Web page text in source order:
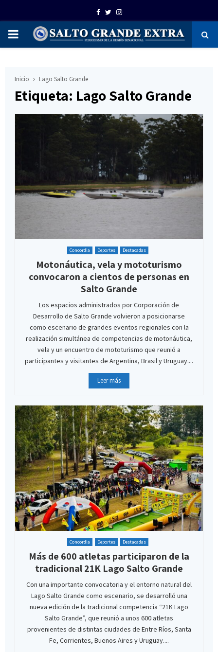
Facebook
TwitterInstagram
PRIMARY
Inicio Lago Salto Grande
Etiqueta: Lago Salto Grande
Concordia Deportes Destacadas
Motonáutica, vela y mototurismo
convocaron a cientos de personas en
Salto Grande
Los espacios administrados por Corporación de
Desarrollo de Salto Grande volvieron a posicionarse
como escenario de grandes eventos regionales con la
realización simultánea de competencias de motonáutica,
vela y un encuentro de mototurismo que reunió a
participantes y visitantes de Argentina, Brasil y Uruguay....
Leer más
Concordia Deportes Destacadas
Más de 600 atletas participaron de la
tradicional 21K Lago Salto Grande
Con una importante convocatoria y el entorno natural del
Lago Salto Grande como escenario, se desarrolló una
nueva edición de la tradicional competencia “21K Lago
Salto Grande”, que reunió a unos 600 atletas
provenientes de distintas ciudades de Entre Ríos, Santa
Fe, Corrientes, Buenos Aires y Uruguay....